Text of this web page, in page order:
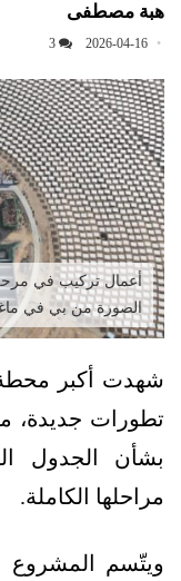
هبة مصطفى
2026-04-16
3
الصورة من بي في
شهدت أكبر
تطورات جديدة،
بشأن الجدول
مراحلها الكاملة.
ويتّسم المشروع